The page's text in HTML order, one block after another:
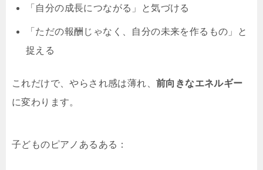
「自分の成長につながる」と気づける
「ただの報酬じゃなく、自分の未来を作るもの」と
捉える
これだけで、やらされ感は薄れ、 前向きなエネルギー
に変わります。
子どものピアノあるある：